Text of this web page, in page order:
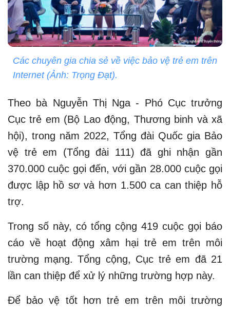
Các chuyên gia chia sẻ về việc bảo vệ trẻ em trên
Internet (Ảnh: Trọng Đạt).
Theo bà Nguyễn Thị Nga - Phó Cục trưởng
Cục trẻ em (Bộ Lao động, Thương binh và xã
hội), trong năm 2022, Tổng đài Quốc gia Bảo
vệ trẻ em (Tổng đài 111) đã ghi nhận gần
370.000 cuộc gọi đến, với gần 28.000 cuộc gọi
được lập hồ sơ và hơn 1.500 ca can thiệp hỗ
trợ.
Trong số này, có tổng cộng 419 cuộc gọi báo
cáo về hoạt động xâm hại trẻ em trên môi
trường mạng. Tổng cộng, Cục trẻ em đã 21
lần can thiệp để xử lý những trường hợp này.
Để bảo vệ tốt hơn trẻ em trên môi trường